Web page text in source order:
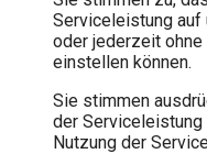
Serviceleistung
oder jederzeit ohne
einstellen können.
Sie stimmen
der
Nutzung der